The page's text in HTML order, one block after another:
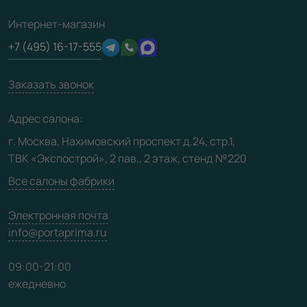
Отзывы клиентов
Техническая информация
Юридическая информация
3D-модели
Сертификаты
Производство
Вакансии
Видео
Карта сайта
Интернет-магазин
+7 (495) 16-17-555
Заказать звонок
Адрес салона:
г. Москва, Нахимовский проспект д.24, стр.1,
ТВК «Экспострой», 2 пав., 2 этаж, стенд №220
Все салоны фабрики
Электронная почта
info@portaprima.ru
09:00-21:00
ежедневно